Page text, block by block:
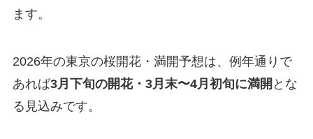
ます。
2026年の東京の桜開花・満開予想は、例年通りで
あれば3月下旬の開花・3月末〜4月初旬に満開 とな
る見込みです。